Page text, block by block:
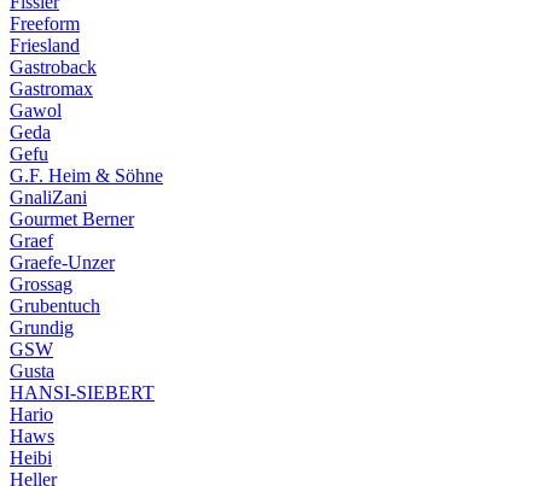
Freeform
Friesland
Gastroback
Gastromax
Gawol
Geda
Gefu
G.F. Heim & Söhne
GnaliZani
Gourmet Berner
Graef
Graefe-Unzer
Grossag
Grubentuch
Grundig
GSW
Gusta
HANSI-SIEBERT
Hario
Haws
Heibi
Heller